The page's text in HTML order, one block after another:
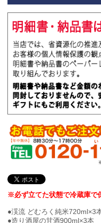
※必ず立てた状態で冷蔵庫で
●渓流 どむろく純米720ml×3
●造り酒屋の甘酒900ml×3本